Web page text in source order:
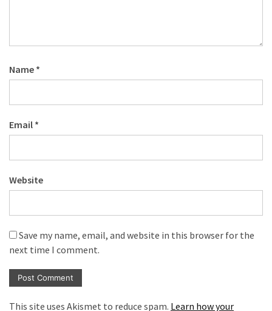
Name *
Email *
Website
Save my name, email, and website in this browser for the
next time I comment.
This site uses Akismet to reduce spam. Learn how your